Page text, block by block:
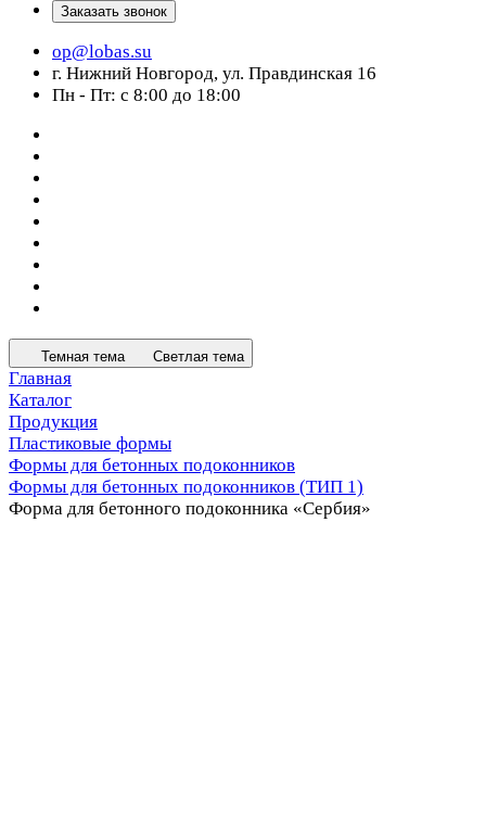
Заказать звонок
op@lobas.su
г. Нижний Новгород, ул. Правдинская 16
Пн - Пт: с 8:00 до 18:00
Темная тема Светлая тема
Главная
Каталог
Продукция
Пластиковые формы
Формы для бетонных подоконников
Формы для бетонных подоконников (ТИП 1)
Форма для бетонного подоконника «Сербия»